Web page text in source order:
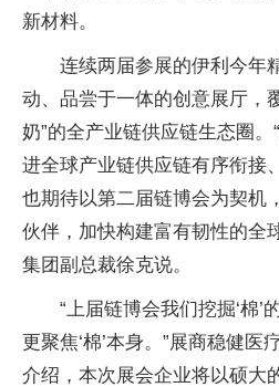
新材料。
连续两届参展的伊利今年
动、品尝于一体的创意展厅，
奶”的全产业链供应链生态圈
进全球产业链供应链有序衔接
也期待以第二届链博会为契机
伙伴，加快构建富有韧性的全
集团副总裁徐克说。
“上届链博会我们挖掘‘棉
更聚焦‘棉’本身。”展商稳健医
介绍，本次展会企业将以硕大